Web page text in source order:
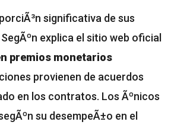
significativa de sus
explica el sitio web oficial
premios monetarios
provienen de acuerdos
en los contratos. Los Ãºnicos
su desempeÃ±o en el